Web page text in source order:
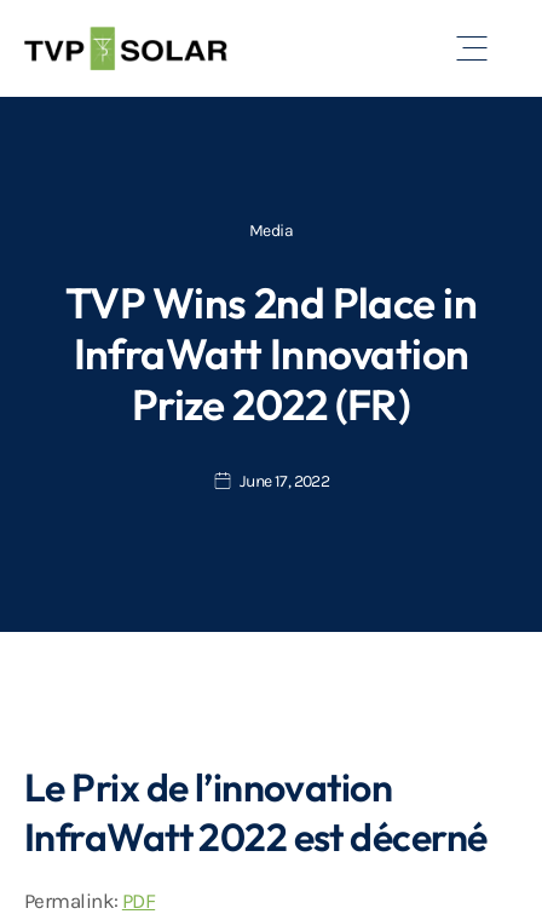
Open
Media
TVP Wins 2nd Place in
InfraWatt Innovation
Prize 2022 (FR)
June 17, 2022
Le Prix de l’innovation
InfraWatt 2022 est décerné
Permalink: PDF